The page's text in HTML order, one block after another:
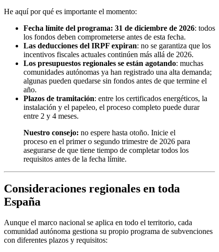
He aquí por qué es importante el momento:
Fecha límite del programa: 31 de diciembre de 2026: todos
los fondos deben comprometerse antes de esta fecha.
Las deducciones del IRPF expiran: no se garantiza que los
incentivos fiscales actuales continúen más allá de 2026.
Los presupuestos regionales se están agotando: muchas
comunidades autónomas ya han registrado una alta demanda;
algunas pueden quedarse sin fondos antes de que termine el
año.
Plazos de tramitación: entre los certificados energéticos, la
instalación y el papeleo, el proceso completo puede durar
entre 2 y 4 meses.
Nuestro consejo: no espere hasta otoño. Inicie el
proceso en el primer o segundo trimestre de 2026 para
asegurarse de que tiene tiempo de completar todos los
requisitos antes de la fecha límite.
Consideraciones regionales en toda
España
Aunque el marco nacional se aplica en todo el territorio, cada
comunidad autónoma gestiona su propio programa de subvenciones
con diferentes plazos y requisitos: